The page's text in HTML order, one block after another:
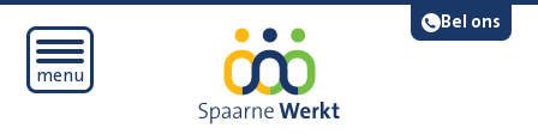
Bel ons
Open mobiel menu
menu
Lees voor